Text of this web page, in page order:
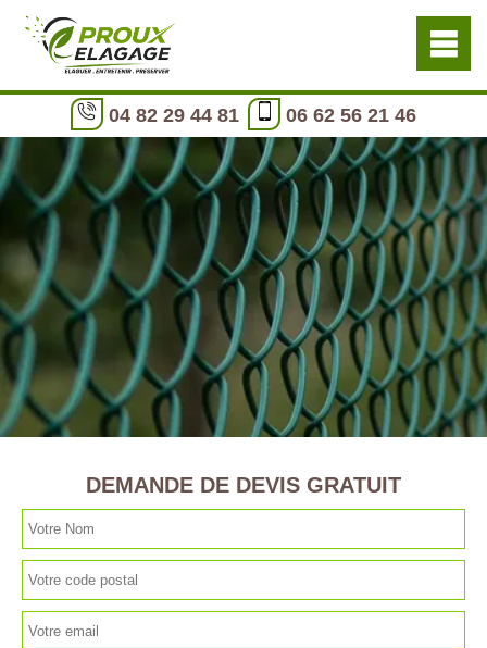
04 82 29 44 81 06 62 56 21 46
DEMANDE DE DEVIS GRATUIT